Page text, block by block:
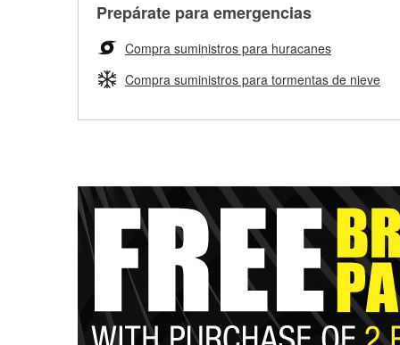
Prepárate para emergencias
Compra suministros para huracanes
Compra suministros para tormentas de nieve